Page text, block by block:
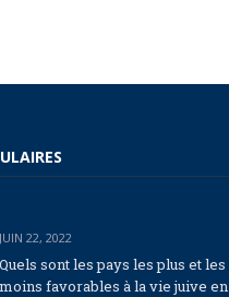
JUIN 22, 2022
Quels sont les pays les plus et les
moins favorables à la vie juive en